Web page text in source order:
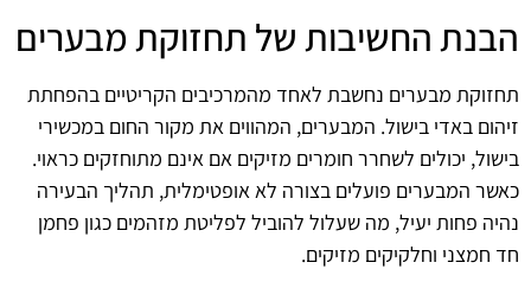
הבנת החשיבות של תחזוקת מבערים
תחזוקת מבערים נחשבת לאחד מהמרכיבים הקריטיים בהפחתת
זיהום באדי בישול. המבערים, המהווים את מקור החום במכשירי
בישול, יכולים לשחרר חומרים מזיקים אם אינם מתוחזקים כראוי.
כאשר המבערים פועלים בצורה לא אופטימלית, תהליך הבעירה
נהיה פחות יעיל, מה שעלול להוביל לפליטת מזהמים כגון פחמן
חד חמצני וחלקיקים מזיקים.